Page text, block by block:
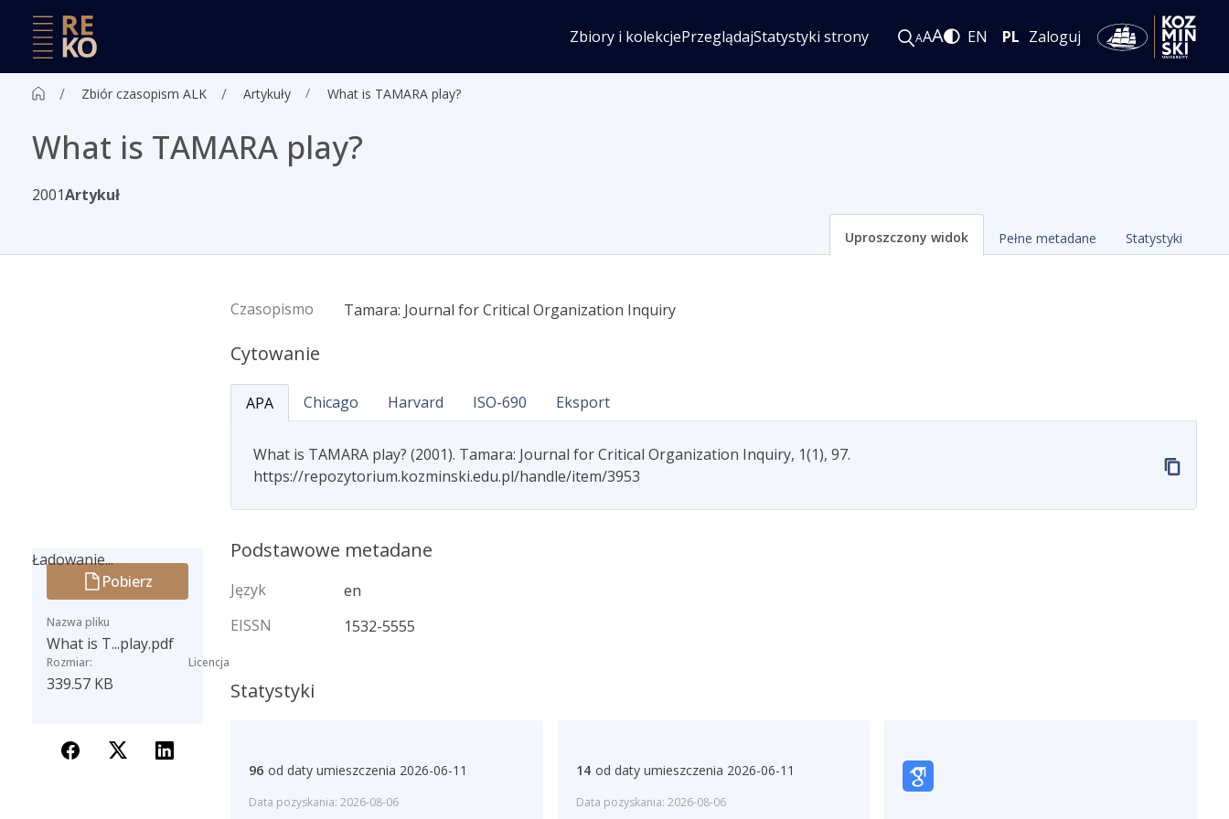
Zbiory i kolekcjePrzeglądajStatystyki strony AAA EN PL Zaloguj
Zbiór czasopism ALK Artykuły What is TAMARA play?
What is TAMARA play?
2001Artykuł
Uproszczony widok Pełne metadane Statystyki
Ładowanie...
Ładowanie...Pobierz
Nazwa pliku
What is T...play.pdf
Rozmiar:
339.57 KB
Licencja
Czasopismo Tamara: Journal for Critical Organization Inquiry
Cytowanie
APA Chicago Harvard ISO-690 Eksport
What is TAMARA play? (2001). Tamara: Journal for Critical Organization Inquiry, 1(1), 97.
https://repozytorium.kozminski.edu.pl/handle/item/3953
Podstawowe metadane
Język
en
EISSN
1532-5555
Statystyki
96 od daty umieszczenia 2026-06-11
Data pozyskania: 2026-08-06
14 od daty umieszczenia 2026-06-11
Data pozyskania: 2026-08-06